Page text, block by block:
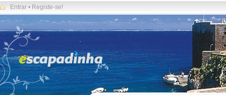
Entrar • Registe-se!